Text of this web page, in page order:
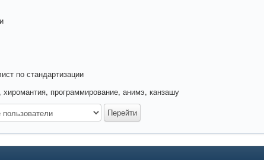
по стандартизации
хиромантия, программирование, анимэ, канзашу